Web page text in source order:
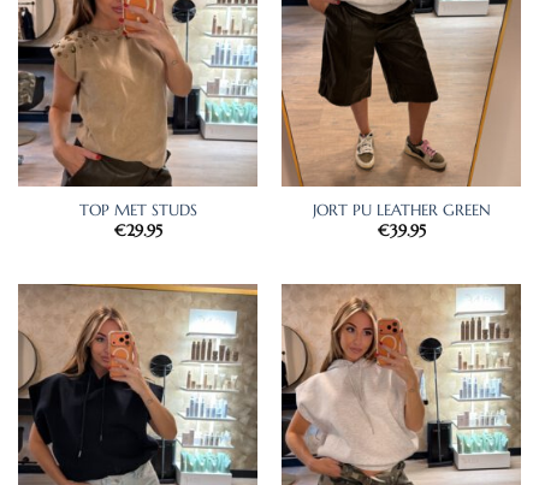
TOP MET STUDS
€29.95
JORT PU LEATHER GREEN
€39.95